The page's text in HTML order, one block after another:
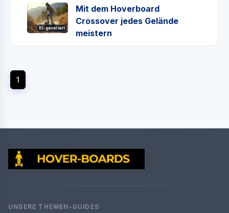
KI-generiert
Mit dem Hoverboard
Crossover jedes Gelände
meistern
1
UNSERE THEMEN-GUIDES